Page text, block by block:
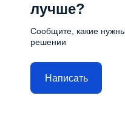
лучше?
Сообщите, какие
решении
Написать